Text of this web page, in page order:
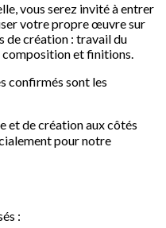
vous serez invité à entrer
votre propre œuvre sur
de création : travail du
composition et finitions.
confirmés sont les
et de création aux côtés
pour notre
: